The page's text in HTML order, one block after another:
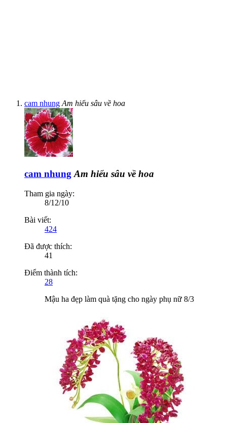
cam nhung Am hiểu sâu về hoa
cam nhung Am hiểu sâu về hoa
Tham gia ngày:
8/12/10
Bài viết:
424
Đã được thích:
41
Điểm thành tích:
28
Mậu ha đẹp làm quà tặng cho ngày phụ nữ 8/3